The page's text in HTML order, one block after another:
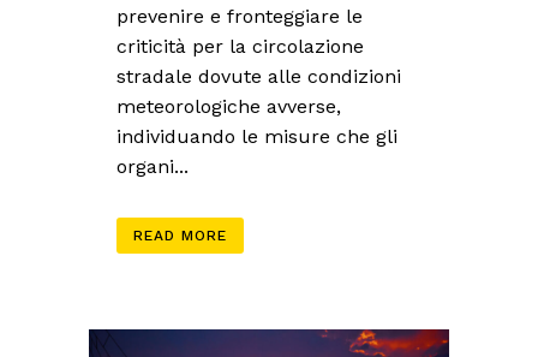
prevenire e fronteggiare le
criticità per la circolazione
stradale dovute alle condizioni
meteorologiche avverse,
individuando le misure che gli
organi...
READ MORE